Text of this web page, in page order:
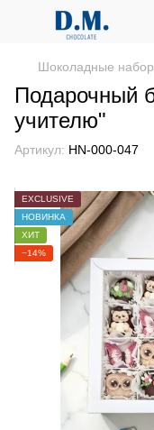
Шоколадные
Подарочный
учителю"
Артикул: HN-000-047
EXCLUSIVE
НОВИНКА
ХИТ
−14%